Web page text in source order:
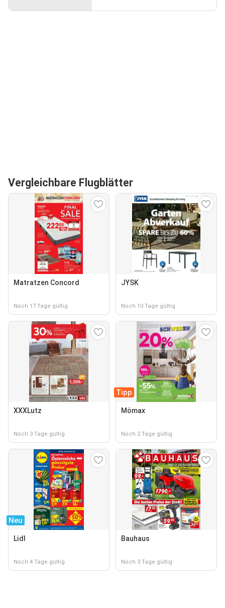
Vergleichbare Flugblätter
Matratzen Concord
Noch 17 Tage gültig
JYSK
Noch 10 Tage gültig
XXXLutz
Noch 3 Tage gültig
Tipp
Mömax
Noch 2 Tage gültig
Neu
Lidl
Noch 4 Tage gültig
Bauhaus
Noch 3 Tage gültig